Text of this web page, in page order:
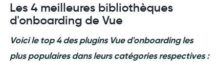
Les 4 meilleures bibliothèques
d'onboarding de Vue
Voici le top 4 des plugins Vue d'onboarding les
plus populaires dans leurs catégories respectives :